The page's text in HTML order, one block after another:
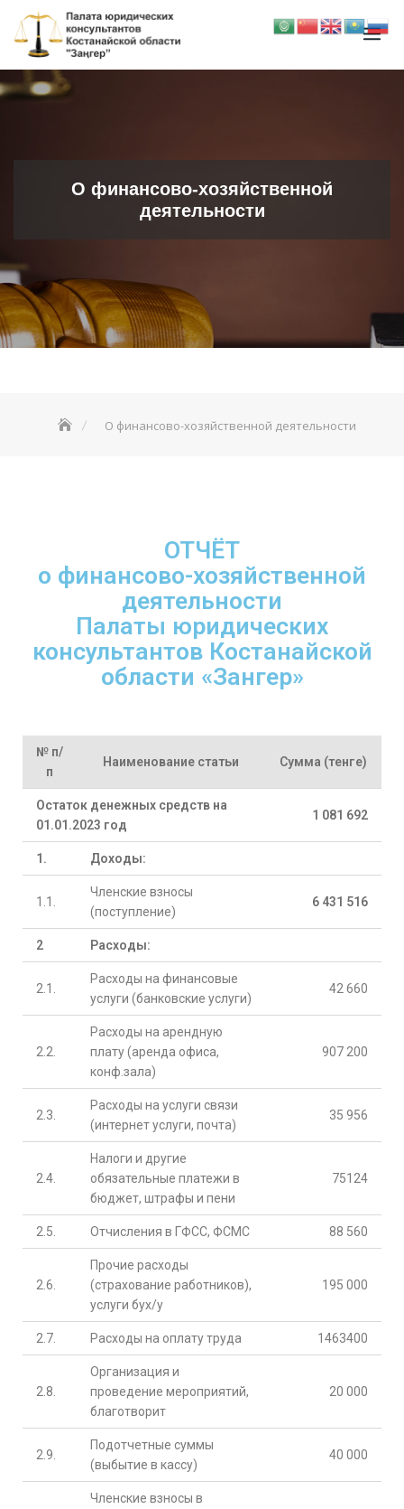
О финансово-хозяйственной
деятельности
О финансово-хозяйственной деятельности
ОТЧЁТ
о финансово-хозяйственной
деятельности
Палаты юридических
консультантов Костанайской
области «Зангер»
№ п/
п
Наименование статьи Сумма (тенге)
Остаток денежных средств на
01.01.2023 год
1 081 692
1. Доходы:
1.1.
Членские взносы
(поступление)
6 431 516
2 Расходы:
2.1.
Расходы на финансовые
услуги (банковские услуги)
42 660
2.2.
Расходы на арендную
плату (аренда офиса,
конф.зала)
907 200
2.3.
Расходы на услуги связи
(интернет услуги, почта)
35 956
2.4.
Налоги и другие
обязательные платежи в
бюджет, штрафы и пени
75124
2.5. Отчисления в ГФСС, ФСМС 88 560
2.6.
Прочие расходы
(страхование работников),
услуги бух/у
195 000
2.7. Расходы на оплату труда 1463400
2.8.
Организация и
проведение мероприятий,
благотворит
20 000
2.9.
Подотчетные суммы
(выбытие в кассу)
40 000
Членские взносы в